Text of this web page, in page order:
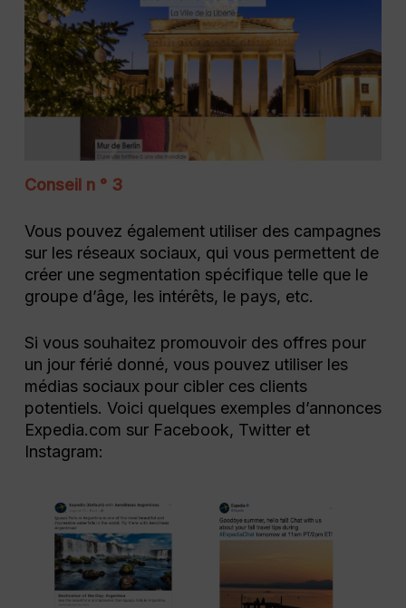
Conseil n ° 3
Vous pouvez également utiliser des campagnes
sur les réseaux sociaux, qui vous permettent de
créer une segmentation spécifique telle que le
groupe d’âge, les intérêts, le pays, etc.
Si vous souhaitez promouvoir des offres pour
un jour férié donné, vous pouvez utiliser les
médias sociaux pour cibler ces clients
potentiels. Voici quelques exemples d’annonces
Expedia.com sur Facebook, Twitter et
Instagram: